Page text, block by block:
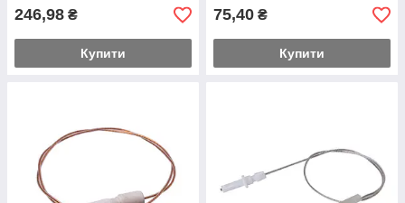
246,98 ₴
Купити
75,40 ₴
Купити